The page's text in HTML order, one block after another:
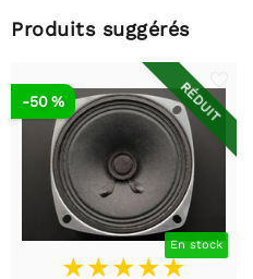
Produits suggérés
RÉDUIT
En stock
-50 %